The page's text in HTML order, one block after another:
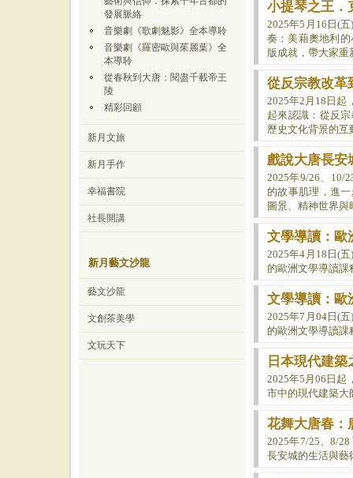
發展脈絡
音樂劇《歌劇魅影》全本導聆
音樂劇《羅密歐與茱麗葉》全
本導聆
從春秋到大唐：閱盡千載帝王
陵
精彩回顧
新月文旅
新月手作
幸福書院
社長開講
新月藝文沙龍
藝文沙龍
文創茶美學
文玩天下
小提琴之王．
2025年5月16日(
奏：美藉奧地利的
版成就，帶大家
從反宗教改革
2025年2月18日起
起來認識：從反
歷史文化背景的互
戲說大唐長安
2025年9/26、10/
的故事肌理，進
圖景、精神世界與
文學導讀：歐
2025年4月18日(
的歐洲文學導讀
文學導讀：歐
2025年7月04日(
的歐洲文學導讀
日本現代建築
2025年5月06日起
市中的現代建築大
花舞大唐春：
2025年7/25、8/
長安城的生活與藝